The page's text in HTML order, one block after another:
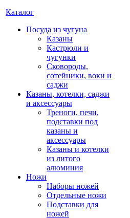
Каталог
Посуда из чугуна
Казаны
Кастрюли и
чугунки
Сковороды,
сотейники, воки и
саджи
Казаны, котелки, саджи
и аксессуары
Треноги, печи,
подставки под
казаны и
аксессуары
Казаны и котелки
из литого
алюминия
Ножи
Наборы ножей
Отдельные ножи
Подставки для
ножей